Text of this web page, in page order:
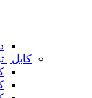
کابل |